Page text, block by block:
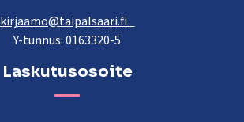
kirjaamo@taipalsaari.fi
Y-tunnus: 0163320-5
Laskutusosoite